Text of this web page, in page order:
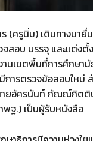
(ครูนิ่ม) เดินทางม
สอบ บรรจุ และแต่งตั้
นเขตพื้นที่การศึกษา
ารตรวจข้อสอบใหม่
ายอัครนันท์ กัณณ์กิต
ฐ.) เป็นผู้รับหนังสือ